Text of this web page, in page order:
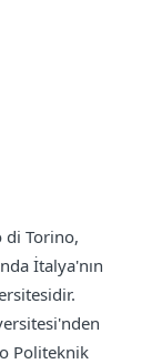
di Torino,
İtalya'nın
Politeknik